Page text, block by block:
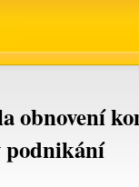
obnovení
podnikání